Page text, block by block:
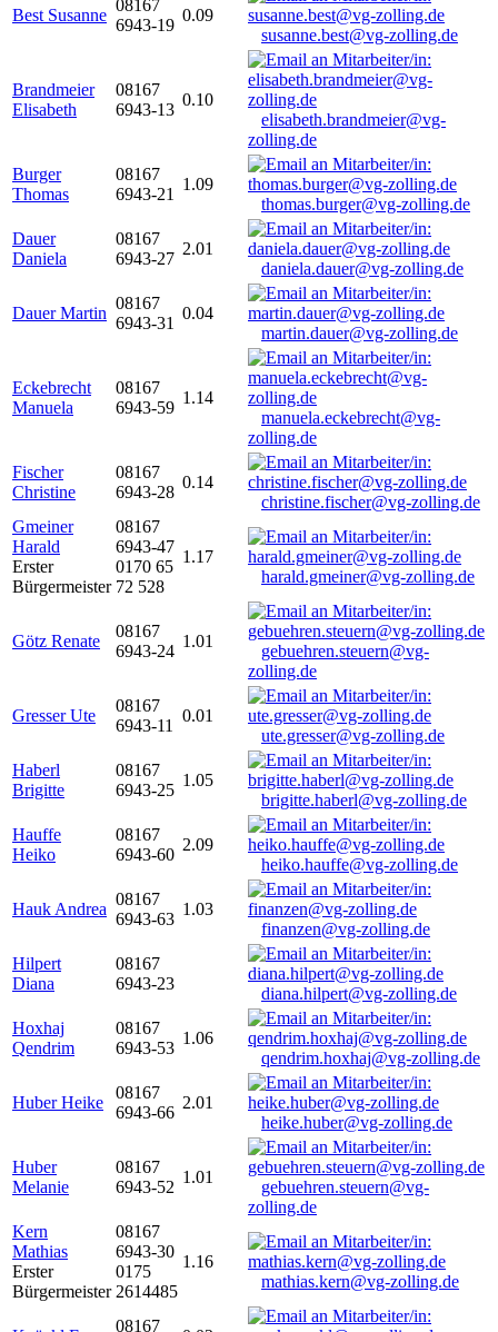
Best Susanne
08167
6943-19
0.09
susanne.best@vg-zolling.de
Brandmeier
Elisabeth
08167
6943-13
0.10
elisabeth.brandmeier@vg-
zolling.de
Burger
Thomas
08167
6943-21
1.09
thomas.burger@vg-zolling.de
Dauer
Daniela
08167
6943-27
2.01
daniela.dauer@vg-zolling.de
Dauer Martin
08167
6943-31
0.04
martin.dauer@vg-zolling.de
Eckebrecht
Manuela
08167
6943-59
1.14
manuela.eckebrecht@vg-
zolling.de
Fischer
Christine
08167
6943-28
0.14
christine.fischer@vg-zolling.de
Gmeiner
Harald
Erster
Bürgermeister
08167
6943-47
0170 65
72 528
1.17
harald.gmeiner@vg-zolling.de
Götz Renate
08167
6943-24
1.01
gebuehren.steuern@vg-
zolling.de
Gresser Ute
08167
6943-11
0.01
ute.gresser@vg-zolling.de
Haberl
Brigitte
08167
6943-25
1.05
brigitte.haberl@vg-zolling.de
Hauffe
Heiko
08167
6943-60
2.09
heiko.hauffe@vg-zolling.de
Hauk Andrea
08167
6943-63
1.03
finanzen@vg-zolling.de
Hilpert
Diana
08167
6943-23
diana.hilpert@vg-zolling.de
Hoxhaj
Qendrim
08167
6943-53
1.06
qendrim.hoxhaj@vg-zolling.de
Huber Heike
08167
6943-66
2.01
heike.huber@vg-zolling.de
Huber
Melanie
08167
6943-52
1.01
gebuehren.steuern@vg-
zolling.de
Kern
Mathias
Erster
Bürgermeister
08167
6943-30
0175
2614485
1.16
mathias.kern@vg-zolling.de
08167